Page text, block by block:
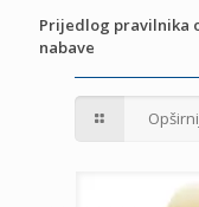
Prijedlog pravilnika
nabave